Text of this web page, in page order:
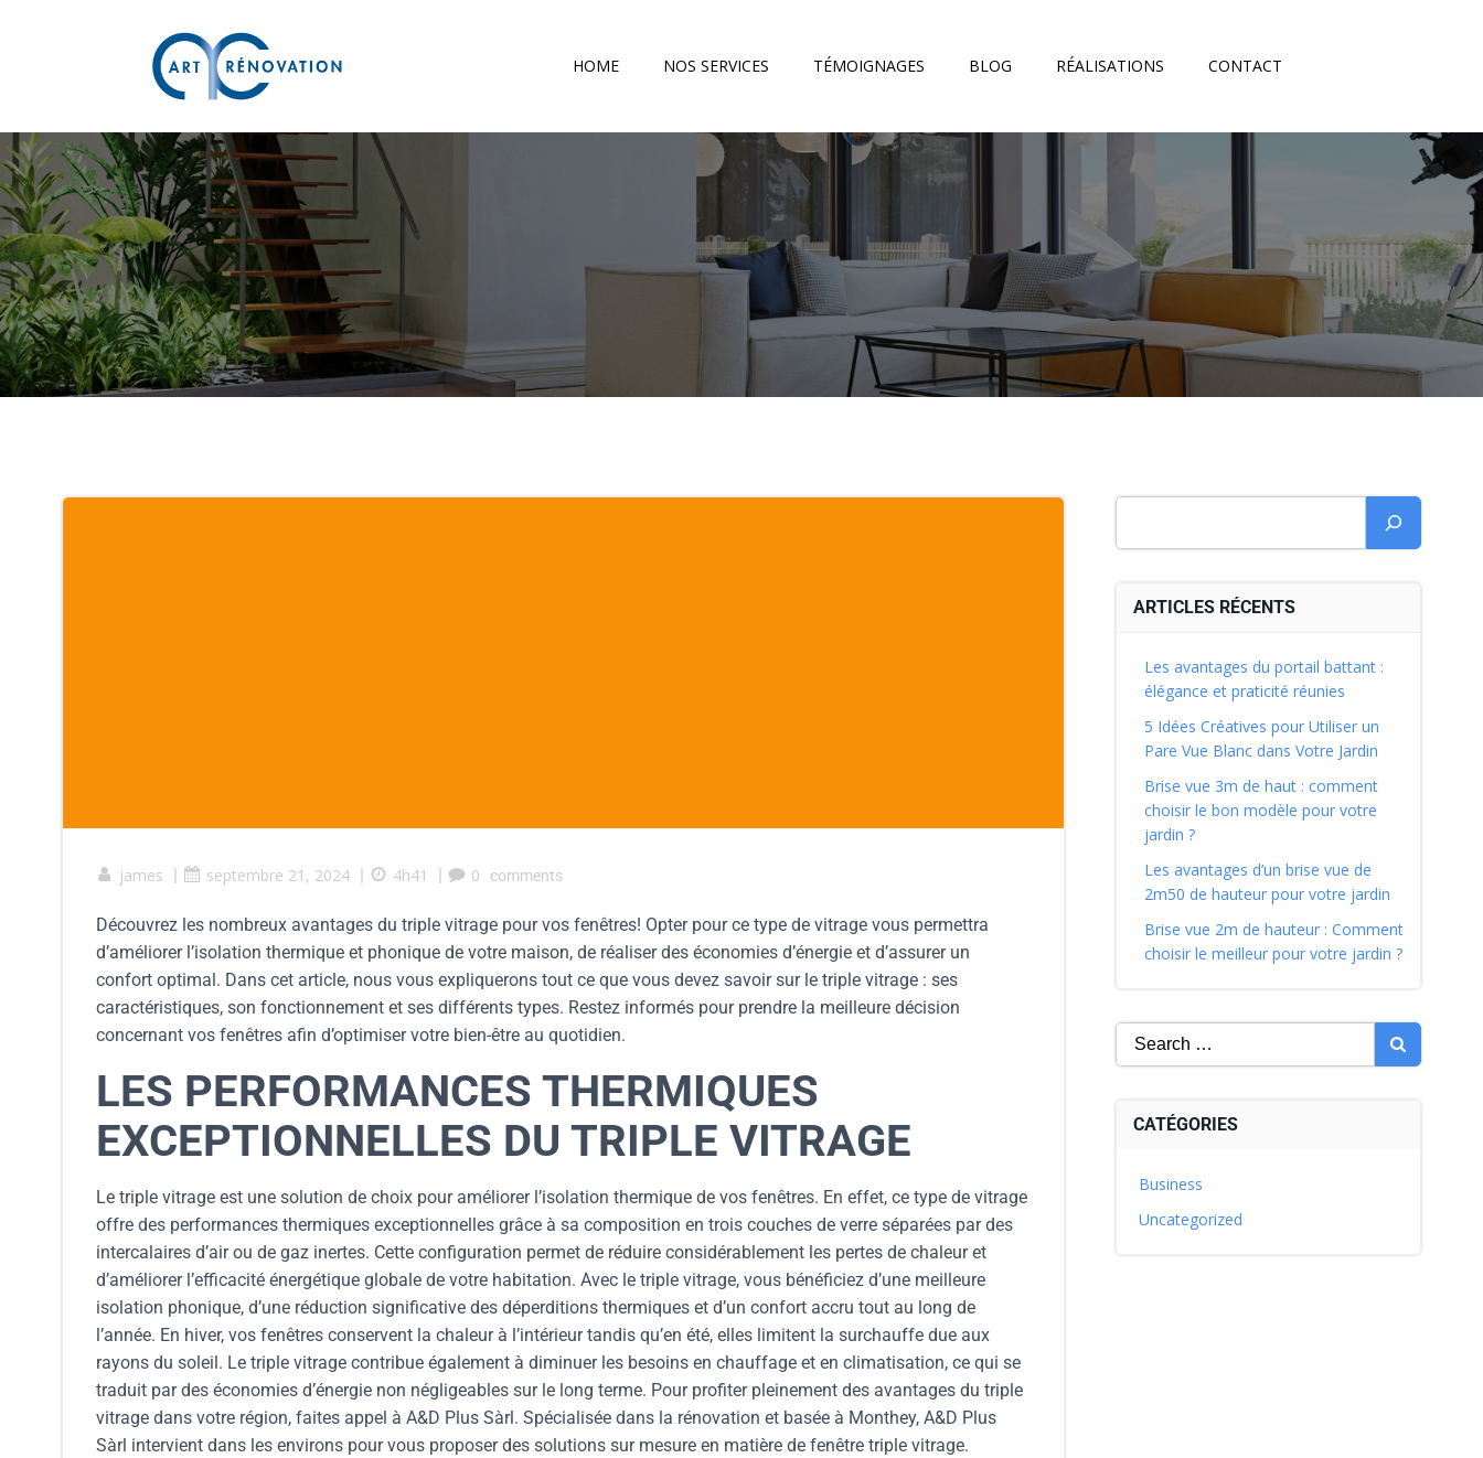
HOME NOS SERVICES TÉMOIGNAGES BLOG RÉALISATIONS CONTACT
james | septembre 21, 2024 | 4h41 | 0 comments
Découvrez les nombreux avantages du triple vitrage pour vos fenêtres! Opter pour ce type de vitrage vous permettra
d’améliorer l’isolation thermique et phonique de votre maison, de réaliser des économies d’énergie et d’assurer un
confort optimal. Dans cet article, nous vous expliquerons tout ce que vous devez savoir sur le triple vitrage : ses
caractéristiques, son fonctionnement et ses différents types. Restez informés pour prendre la meilleure décision
concernant vos fenêtres afin d’optimiser votre bien-être au quotidien.
LES PERFORMANCES THERMIQUES
EXCEPTIONNELLES DU TRIPLE VITRAGE
Le triple vitrage est une solution de choix pour améliorer l’isolation thermique de vos fenêtres. En effet, ce type de vitrage
offre des performances thermiques exceptionnelles grâce à sa composition en trois couches de verre séparées par des
intercalaires d’air ou de gaz inertes. Cette configuration permet de réduire considérablement les pertes de chaleur et
d’améliorer l’efficacité énergétique globale de votre habitation. Avec le triple vitrage, vous bénéficiez d’une meilleure
isolation phonique, d’une réduction significative des déperditions thermiques et d’un confort accru tout au long de
l’année. En hiver, vos fenêtres conservent la chaleur à l’intérieur tandis qu’en été, elles limitent la surchauffe due aux
rayons du soleil. Le triple vitrage contribue également à diminuer les besoins en chauffage et en climatisation, ce qui se
traduit par des économies d’énergie non négligeables sur le long terme. Pour profiter pleinement des avantages du triple
vitrage dans votre région, faites appel à A&D Plus Sàrl. Spécialisée dans la rénovation et basée à Monthey, A&D Plus
Sàrl intervient dans les environs pour vous proposer des solutions sur mesure en matière de fenêtre triple vitrage.
ARTICLES RÉCENTS
Les avantages du portail battant :
élégance et praticité réunies
5 Idées Créatives pour Utiliser un
Pare Vue Blanc dans Votre Jardin
Brise vue 3m de haut : comment
choisir le bon modèle pour votre
jardin ?
Les avantages d’un brise vue de
2m50 de hauteur pour votre jardin
Brise vue 2m de hauteur : Comment
choisir le meilleur pour votre jardin ?
CATÉGORIES
Business
Uncategorized